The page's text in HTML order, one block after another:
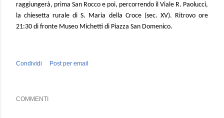
raggiungerà, prima San Rocco e poi, percorrendo il Viale R. Paolucci,
la chiesetta rurale di S. Maria della Croce (sec. XV). Ritrovo ore
21:30 di fronte Museo Michetti di Piazza San Domenico.
Condividi Post per email
COMMENTI